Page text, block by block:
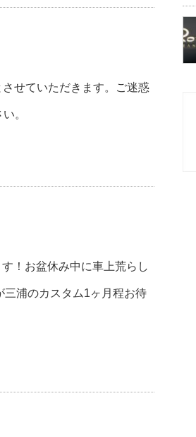
せていただきます。ご迷惑
。
！お盆休み中に車上荒らし
浦のカスタム1ヶ月程お待